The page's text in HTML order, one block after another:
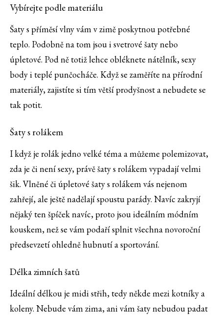
Vybírejte podle materiálu
Šaty s příměsí vlny vám v zimě poskytnou potřebné
teplo. Podobně na tom jsou i svetrové šaty nebo
úpletové. Pod ně totiž lehce obléknete nátělník, sexy
body i teplé punčocháče. Když se zaměříte na přírodní
materiály, zajistíte si tím větší prodyšnost a nebudete se
tak potit.
Šaty s rolákem
I když je rolák jedno velké téma a můžeme polemizovat,
zda je či není sexy, právě šaty s rolákem vypadají velmi
šik. Vlněné či úpletové šaty s rolákem vás nejenom
zahřejí, ale ještě nadělají spoustu parády. Navíc zakryjí
nějaký ten špíček navíc, proto jsou ideálním módním
kouskem, než se vám podaří splnit všechna novoroční
předsevzetí ohledně hubnutí a sportování.
Délka zimních šatů
Ideální délkou je midi střih, tedy někde mezi kotníky a
koleny. Nebude vám zima, ani vám šaty nebudou padat